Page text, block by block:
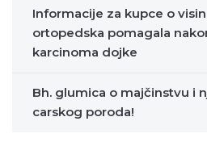
Informacije za kupce o
ortopedska pomagala
karcinoma dojke
Bh. glumica o majčinstvu i
carskog poroda!